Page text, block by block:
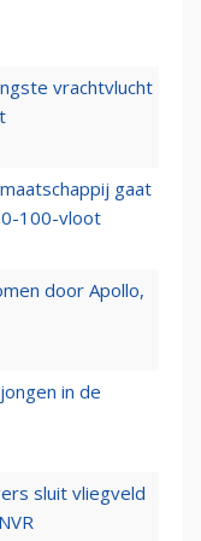
vrachtvlucht
gaat
100-vloot
door Apollo,
in de
sluit vliegveld